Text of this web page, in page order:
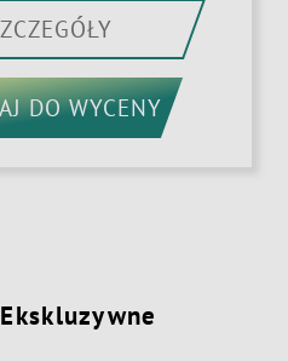
DO WYCENY